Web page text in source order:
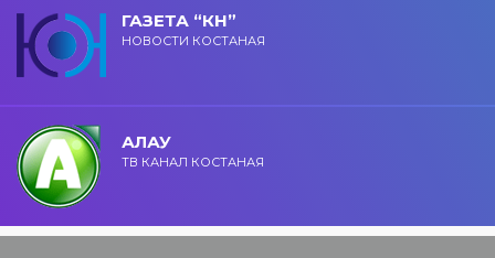
ГАЗЕТА “КН”
НОВОСТИ КОСТАНАЯ
АЛАУ
ТВ КАНАЛ КОСТАНАЯ